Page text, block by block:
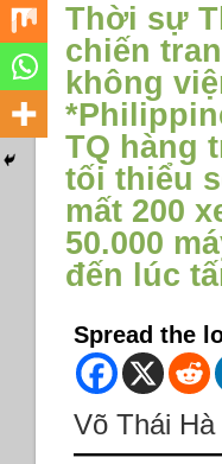
Thời sự
chiến
không
TQ hàng
tối thiểu
mất 200
50.000
đến lúc
Spread the
Võ Thái